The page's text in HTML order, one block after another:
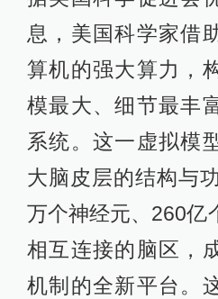
息，美国科学家借
算机的强大算力，
模最大、细节最丰
系统。这一虚拟模
大脑皮层的结构与
万个神经元、260亿
相互连接的脑区，
机制的全新平台。